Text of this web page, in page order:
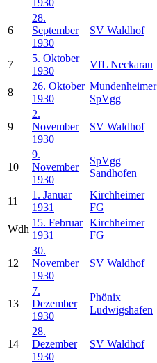
6
28.
September
1930
SV Waldhof
7
5. Oktober
1930
VfL Neckarau
8
26. Oktober
1930
Mundenheimer
SpVgg
9
2.
November
1930
SV Waldhof
10
9.
November
1930
SpVgg
Sandhofen
11
1. Januar
1931
Kirchheimer
FG
Wdh
15. Februar
1931
Kirchheimer
FG
12
30.
November
1930
SV Waldhof
13
7.
Dezember
1930
Phönix
Ludwigshafen
14
28.
Dezember
1930
SV Waldhof